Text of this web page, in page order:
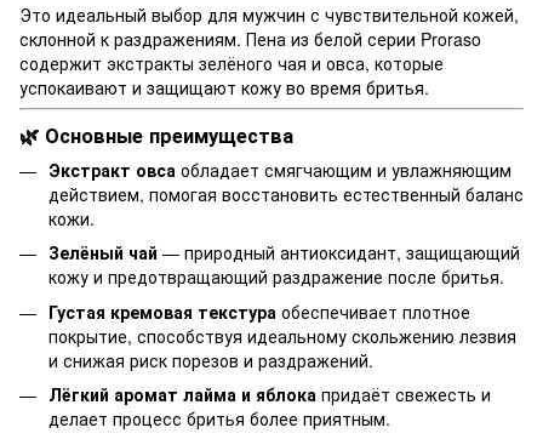
Это идеальный выбор для мужчин с чувствительной кожей,
склонной к раздражениям. Пена из белой серии Proraso
содержит экстракты зелёного чая и овса, которые
успокаивают и защищают кожу во время бритья.
🌿 Основные преимущества
Экстракт овса обладает смягчающим и увлажняющим
действием, помогая восстановить естественный баланс
кожи.
Зелёный чай — природный антиоксидант, защищающий
кожу и предотвращающий раздражение после бритья.
Густая кремовая текстура обеспечивает плотное
покрытие, способствуя идеальному скольжению лезвия
и снижая риск порезов и раздражений.
Лёгкий аромат лайма и яблока придаёт свежесть и
делает процесс бритья более приятным.